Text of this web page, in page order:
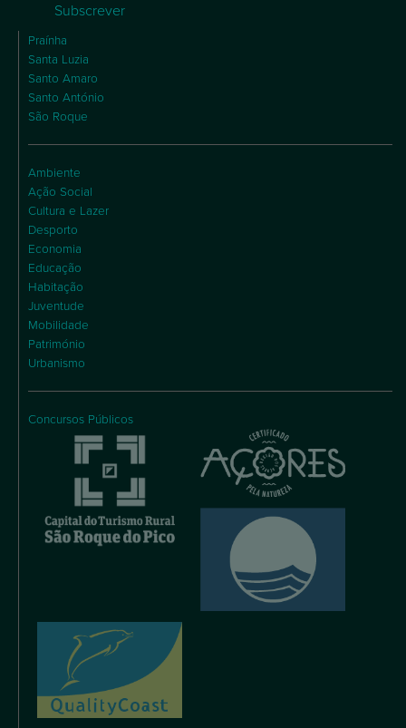
Subscrever
Praínha
Santa Luzia
Santo Amaro
Santo António
São Roque
Ambiente
Ação Social
Cultura e Lazer
Desporto
Economia
Educação
Habitação
Juventude
Mobilidade
Património
Urbanismo
Concursos Públicos